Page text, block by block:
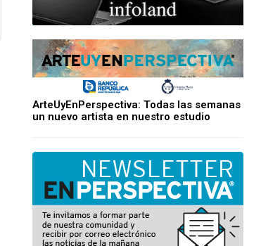
ArteUyEnPerspectiva: Todas las semanas
un nuevo artista en nuestro estudio